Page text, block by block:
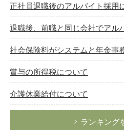
正社員退職後のアルバイト採用
退職後、前職と同じ会社でアル
社会保険料がシステムと年金事
賞与の所得税について
介護休業給付について
ランキング